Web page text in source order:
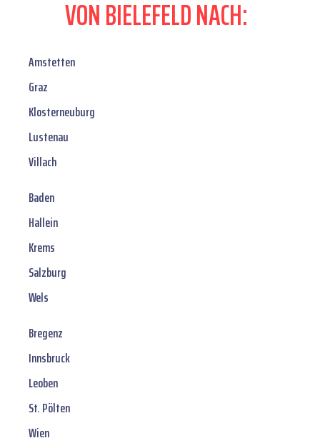
VON BIELEFELD NACH:
Amstetten
Graz
Klosterneuburg
Lustenau
Villach
Baden
Hallein
Krems
Salzburg
Wels
Bregenz
Innsbruck
Leoben
St. Pölten
Wien